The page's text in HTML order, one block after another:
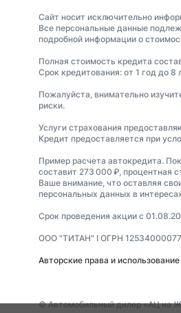
Сайт носит исключительно
Все персональные данные
подробной информации о
Полная стоимость кредита
Срок кредитования: от 1 год до
Пожалуйста, внимательно
риски.
Услуги страхования
Кредит предоставляется при
Пример расчета автокредита.
составит 273 000 ₽, процентная
Ваше внимание, что оставляя
персональных данных в
Срок проведения акции с
ООО "ТИТАН" I ОГРН
Авторские права и
© Автомобильный дилер «АЦ на